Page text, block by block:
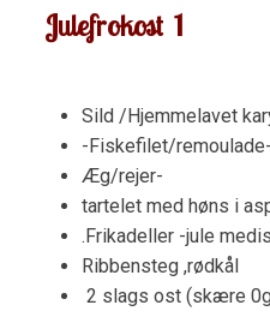
Julefrokost 1
Sild /Hjemmelavet
-Fiskefilet/remoulade-
​Æg/rejer-
tartelet med høns i
.Frikadeller -jule
Ribbensteg ,rødkål
2 slags ost (skære